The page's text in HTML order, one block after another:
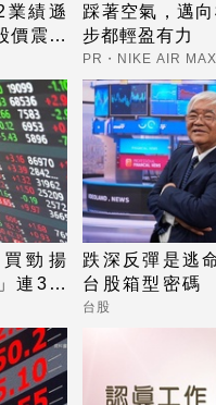
業績遜
價震盪
踩著空氣，邁
步都輕盈有力
PR・NIKE AIR MAX
勁揚
連3天
跌深反彈是逃
台股箱型密碼
要快
台股